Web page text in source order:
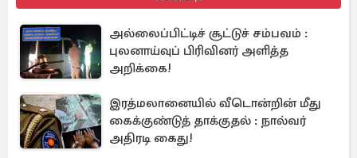
அல்லைப்பிட்டிச் சூட்டுச் சம்பவம் :
புலனாய்வுப் பிரிவினர் அளித்த
அறிக்கை!
இரத்மலானையில் வீடொன்றின் மீது
கைக்குண்டுத் தாக்குதல் : நால்வர்
அதிரடி கைது!